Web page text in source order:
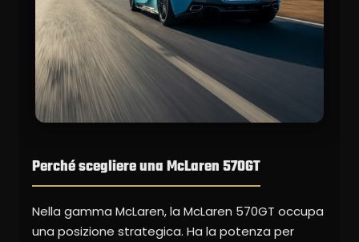
Perché scegliere una McLaren 570GT
Nella gamma McLaren, la McLaren 570GT occupa
una posizione strategica. Ha la potenza per